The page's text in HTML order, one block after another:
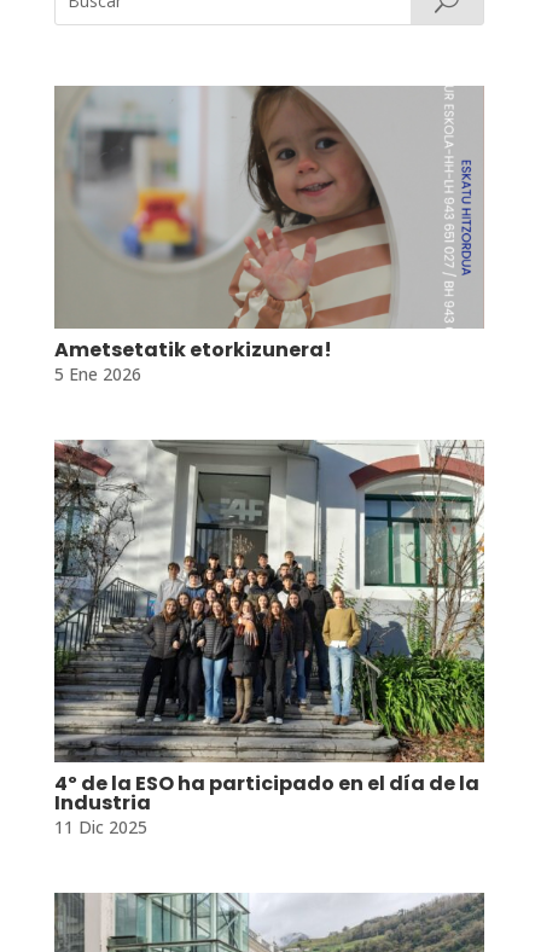
Ametsetatik etorkizunera!
5 Ene 2026
4º de la ESO ha participado en el día de la
Industria
11 Dic 2025